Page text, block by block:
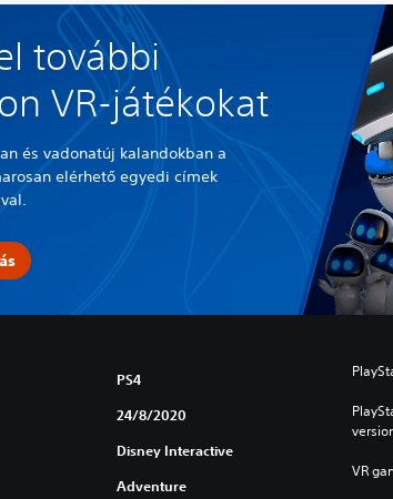
további
VR-játékokat
és vadonatúj kalandokban a
elérhető egyedi címek
PS4
24/8/2020
Disney Interactive
Adventure
VR